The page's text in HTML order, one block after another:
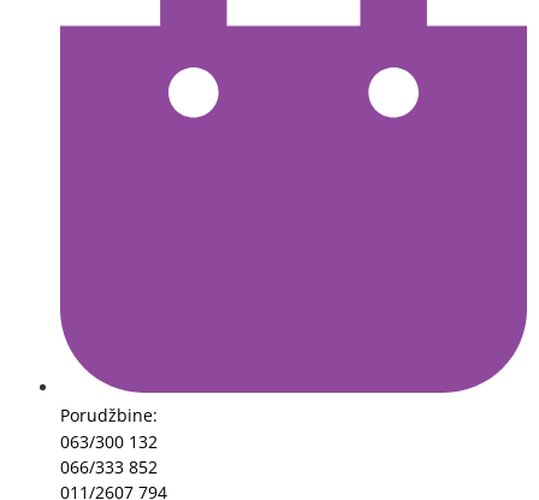
Porudžbine:
063/300 132
066/333 852
011/2607 794